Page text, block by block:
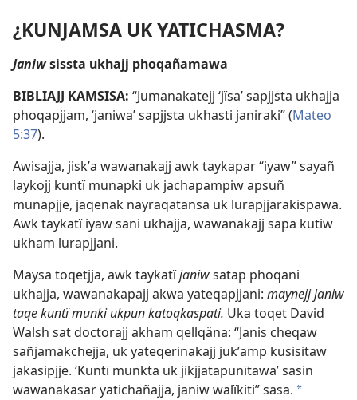
¿KUNJAMSA UK YATICHASMA?
Janiwsissta ukhajj phoqañamawa
BIBLIAJJ KAMSISA: “Jumanakatejj ‘jïsa’ sapjjsta ukhajja
phoqapjjam, ‘janiwa’ sapjjsta ukhasti janiraki” (Mateo
5:37).
Awisajja, jiskʼa wawanakajj awk taykapar “iyaw” sayañ
laykojj kuntï munapki uk jachapampiw apsuñ
munapjje, jaqenak nayraqatansa uk lurapjjarakispawa.
Awk taykatï iyaw sani ukhajja, wawanakajj sapa kutiw
ukham lurapjjani.
Maysa toqetjja, awk taykatïjaniwsatap phoqani
ukhajja, wawanakapajj akwa yateqapjjani: maynejj janiw
taqe kuntï munki ukpun katoqkaspati. Uka toqet David
Walsh sat doctorajj akham qellqäna: “Janis cheqaw
sañjamäkchejja, uk yateqerinakajj jukʼamp kusisitaw
jakasipjje. ‘Kuntï munkta uk jikjjatapunïtawa’ sasin
wawanakasar yatichañajja, janiw walïkiti” sasa. *